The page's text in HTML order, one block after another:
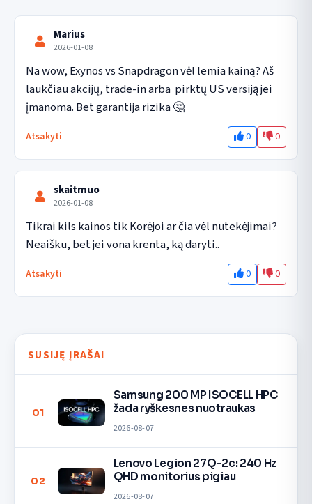
Marius
2026-01-08
Na wow, Exynos vs Snapdragon vėl lemia kainą? Aš
laukčiau akcijų, trade-in arba  pirktų US versiją jei
įmanoma. Bet garantija rizika 🤔
Atsakyti 0 0
skaitmuo
2026-01-08
Tikrai kils kainos tik Korėjoi ar čia vėl nutekėjimai?
Neaišku, bet jei vona krenta, ką daryti..
Atsakyti 0 0
SUSIJĘ ĮRAŠAI
01
Samsung 200 MP ISOCELL HPC
žada ryškesnes nuotraukas
2026-08-07
02
Lenovo Legion 27Q-2c: 240 Hz
QHD monitorius pigiau
2026-08-07